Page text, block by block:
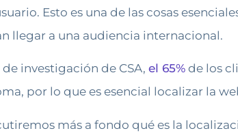
Esto es una de las cosas
llegar a una audiencia internacional.
investigación de CSA, el 65% de los
por lo que es esencial localizar la
más a fondo qué es la